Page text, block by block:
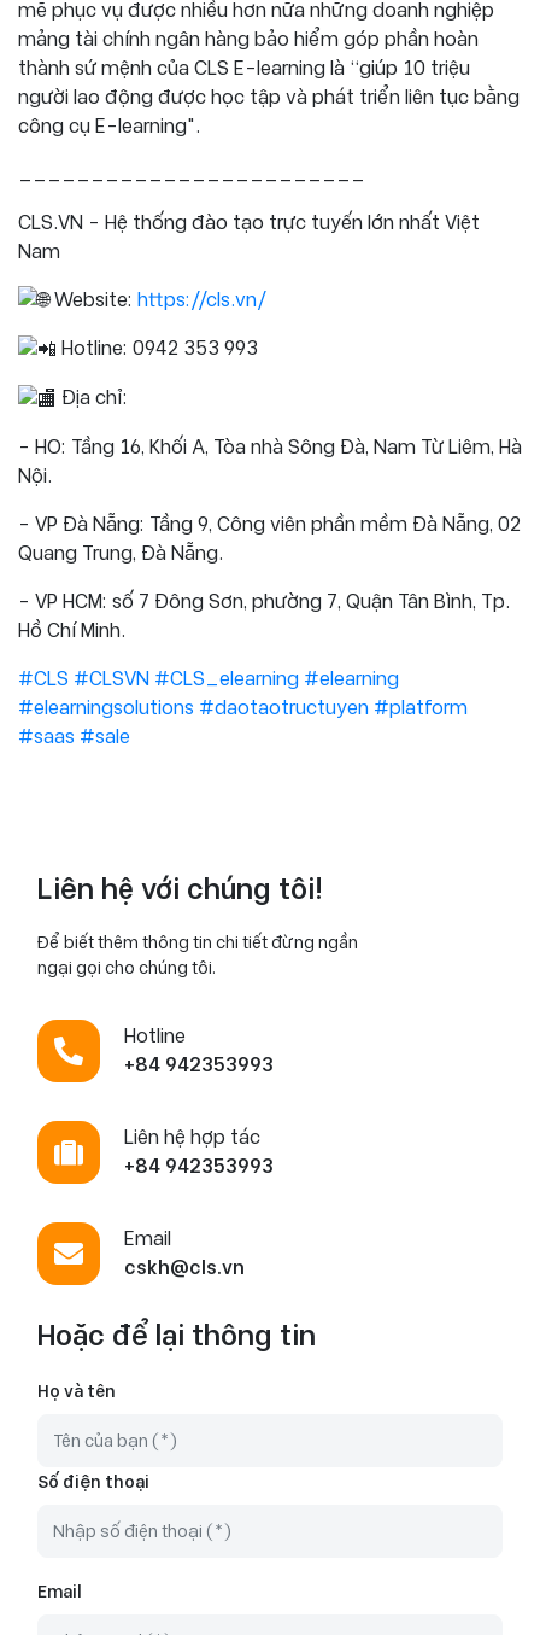
dụng
mẽ phục vụ được nhiều hơn nữa những doanh nghiệp
mảng tài chính ngân hàng bảo hiểm góp phần hoàn
thành sứ mệnh của CLS E-learning là “giúp 10 triệu
người lao động được học tập và phát triển liên tục bằng
công cụ E-learning".
CLS.VN - Hệ thống đào tạo trực tuyến lớn nhất Việt
Nam
Website: https://cls.vn/
Hotline: 0942 353 993
Địa chỉ:
- HO: Tầng 16, Khối A, Tòa nhà Sông Đà, Nam Từ Liêm, Hà
Nội.
- VP Đà Nẵng: Tầng 9, Công viên phần mềm Đà Nẵng, 02
Quang Trung, Đà Nẵng.
- VP HCM: số 7 Đông Sơn, phường 7, Quận Tân Bình, Tp.
Hồ Chí Minh.
#CLS #CLSVN #CLS_elearning #elearning
#elearningsolutions #daotaotructuyen #platform
#saas #sale
Liên hệ với chúng tôi!
Để biết thêm thông tin chi tiết đừng ngần
ngại gọi cho chúng tôi.
Hotline
+84 942353993
Liên hệ hợp tác
+84 942353993
Email
cskh@cls.vn
Hoặc để lại thông tin
Họ và tên
Số điện thoại
Email